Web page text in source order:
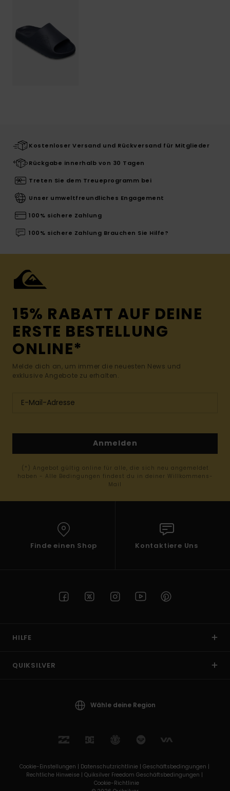
Kostenloser Versand und Rückversand für Mitglieder
Rückgabe innerhalb von 30 Tagen
Treten Sie dem Treueprogramm bei
Unser umweltfreundliches Engagement
100% sichere Zahlung
100% sichere Zahlung Brauchen Sie Hilfe?
15% RABATT AUF DEINE
ERSTE BESTELLUNG
ONLINE*
Melde dich an, um immer die neuesten News und
exklusive Angebote zu erhalten.
Anmelden
(*) Angebot gültig online für alle, die sich neu angemeldet
haben - Alle Bedingungen findest du in deiner Willkommens-
Mail
Finde einen Shop Kontaktiere Uns
HILFE
QUIKSILVER
Wähle deine Region
Cookie-Einstellungen | Datenschutzrichtlinie | Geschäftsbedingungen |
Rechtliche Hinweise | Quiksilver Freedom Geschäftsbedingungen |
Cookie-Richtlinie